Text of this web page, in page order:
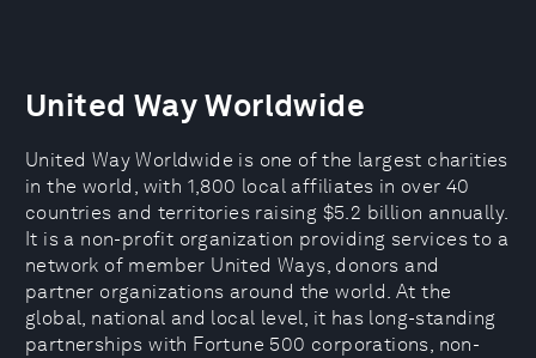
United Way Worldwide
United Way Worldwide is one of the largest charities
in the world, with 1,800 local affiliates in over 40
countries and territories raising $5.2 billion annually.
It is a non-profit organization providing services to a
network of member United Ways, donors and
partner organizations around the world. At the
global, national and local level, it has long-standing
partnerships with Fortune 500 corporations, non-